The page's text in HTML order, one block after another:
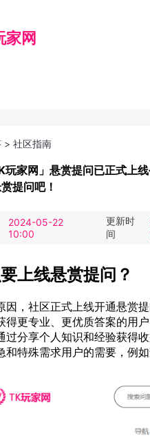
家网
> 社区指南
玩家网」悬赏提问已正式上
提问吧！
2024-05-22
10:00
更新时
间
上线悬赏提问？
因，社区正式上线开通悬赏提
得更专业、更优质答案的用户
过分享个人知识和经验获得收
和特殊需求用户的需要，例